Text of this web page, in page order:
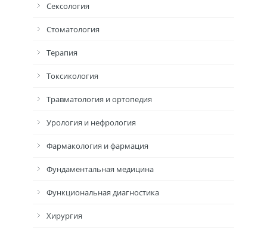
Сексология
Стоматология
Терапия
Токсикология
Травматология и ортопедия
Урология и нефрология
Фармакология и фармация
Фундаментальная медицина
Функциональная диагностика
Хирургия